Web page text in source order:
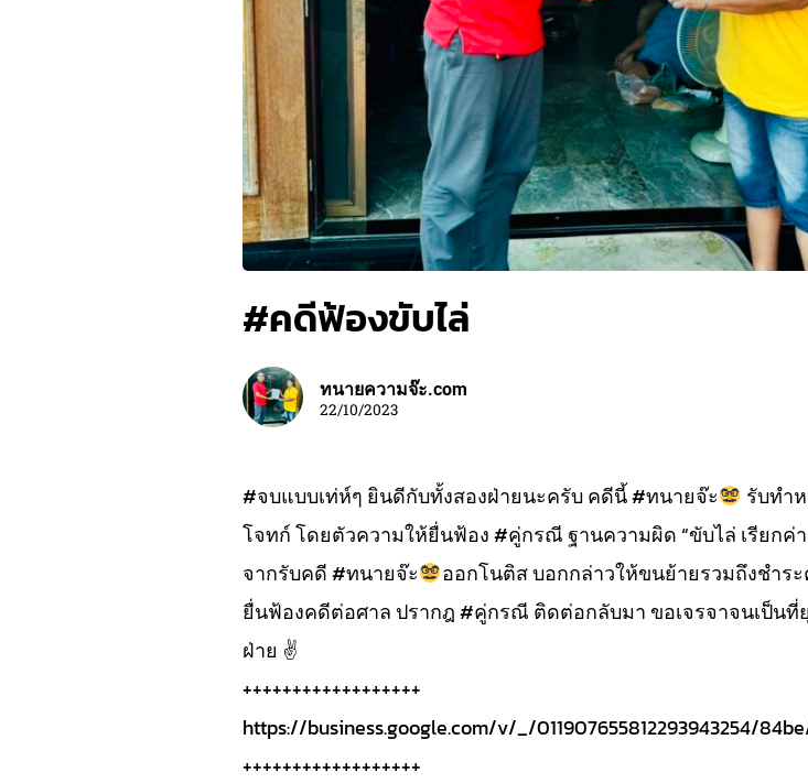
#คดีฟ้องขับไล่
ทนายความจ๊ะ.com
22/10/2023
#จบแบบเท่ห์ๆ ยินดีกับทั้งสองฝ่ายนะครับ คดีนี้ #ทนายจ๊ะ
รับทำ
โจทก์ โดยตัวความให้ยื่นฟ้อง #คู่กรณี ฐานความผิด “ขับไล่ เรียกค่า
จากรับคดี #ทนายจ๊ะ
ออกโนติส บอกกล่าวให้ขนย้ายรวมถึงชำร
ยื่นฟ้องคดีต่อศาล ปรากฎ #คู่กรณี ติดต่อกลับมา ขอเจรจาจนเป็นที่
ฝ่าย ✌
++++++++++++++++++
https://business.google.com/v/_/011907655812293943254/
++++++++++++++++++